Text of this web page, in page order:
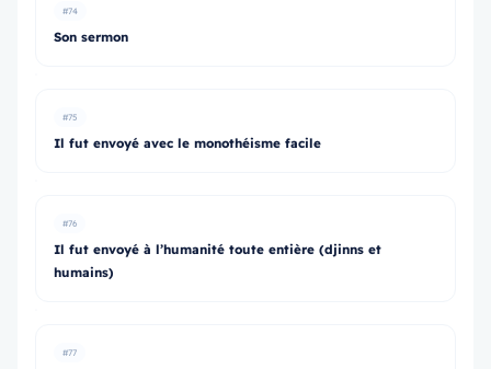
#74
Son sermon
#75
Il fut envoyé avec le monothéisme facile
#76
Il fut envoyé à l’humanité toute entière (djinns et
humains)
#77